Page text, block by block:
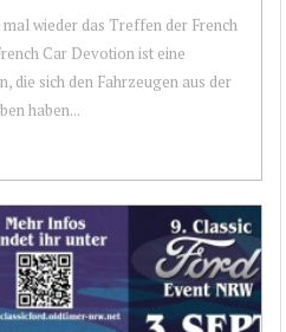
wieder das Treffen der French
Car Devotion ist eine
die sich den Fahrzeugen aus der
haben...